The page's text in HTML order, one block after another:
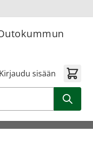
Kirjaudu sisään